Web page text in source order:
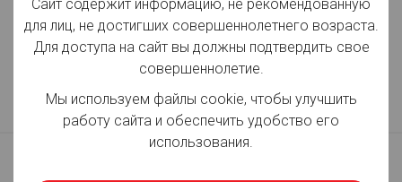
Сайт содержит информацию, не рекомендованную
для лиц, не достигших совершеннолетнего возраста.
Для доступа на сайт вы должны подтвердить свое
совершеннолетие.
Мы используем файлы cookie, чтобы улучшить
работу сайта и обеспечить удобство его
использования.